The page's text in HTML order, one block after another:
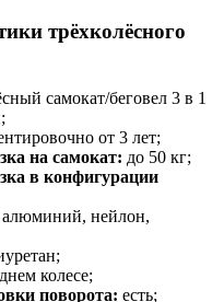
трёхколёсного
самокат/беговел 3 в 1
от 3 лет;
на самокат: до 50 кг;
в конфигурации
алюминий, нейлон,
колесе;
поворота: есть;